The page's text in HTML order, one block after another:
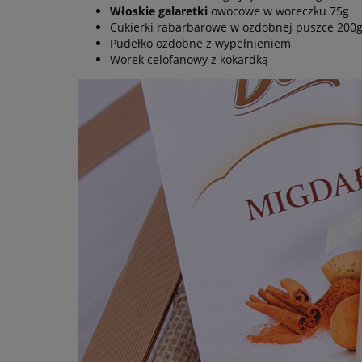
Włoskie galaretki owocowe w woreczku 75g
Cukierki rabarbarowe w ozdobnej puszce 200g
Pudełko ozdobne z wypełnieniem
Worek celofanowy z kokardką